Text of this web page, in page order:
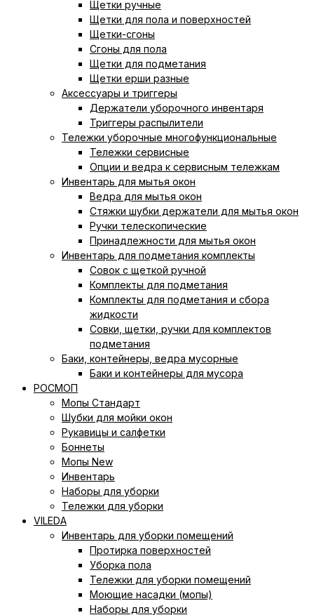
Щетки ручные
Щетки для пола и поверхностей
Щетки-сгоны
Сгоны для пола
Щетки для подметания
Щетки ерши разные
Аксессуары и триггеры
Держатели уборочного инвентаря
Триггеры распылители
Тележки уборочные многофункциональные
Тележки сервисные
Опции и ведра к сервисным тележкам
Инвентарь для мытья окон
Ведра для мытья окон
Cтяжки шубки держатели для мытья окон
Ручки телескопические
Принадлежности для мытья окон
Инвентарь для подметания комплекты
Совок с щеткой ручной
Комплекты для подметания
Комплекты для подметания и сбора
жидкости
Совки, щетки, ручки для комплектов
подметания
Баки, контейнеры, ведра мусорные
Баки и контейнеры для мусора
РОСМОП
Мопы Стандарт
Шубки для мойки окон
Рукавицы и салфетки
Боннеты
Мопы New
Инвентарь
Наборы для уборки
Тележки для уборки
VILEDA
Инвентарь для уборки помещений
Протирка поверхностей
Уборка пола
Тележки для уборки помещений
Моющие насадки (мопы)
Наборы для уборки